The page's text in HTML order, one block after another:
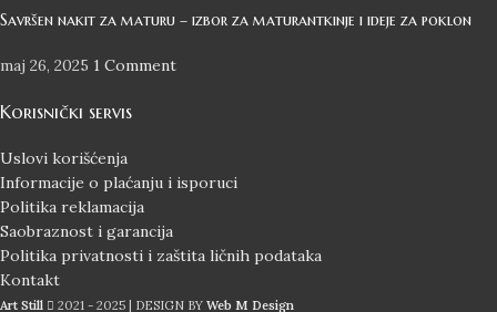
Savršen nakit za maturu – izbor za maturantkinje i ideje za poklon
maj 26, 2025 1 Comment
Korisnički servis
Uslovi korišćenja
Informacije o plaćanju i isporuci
Politika reklamacija
Saobraznost i garancija
Politika privatnosti i zaštita ličnih podataka
Kontakt
Art Still 2021 - 2025 | DESIGN BY Web M Design